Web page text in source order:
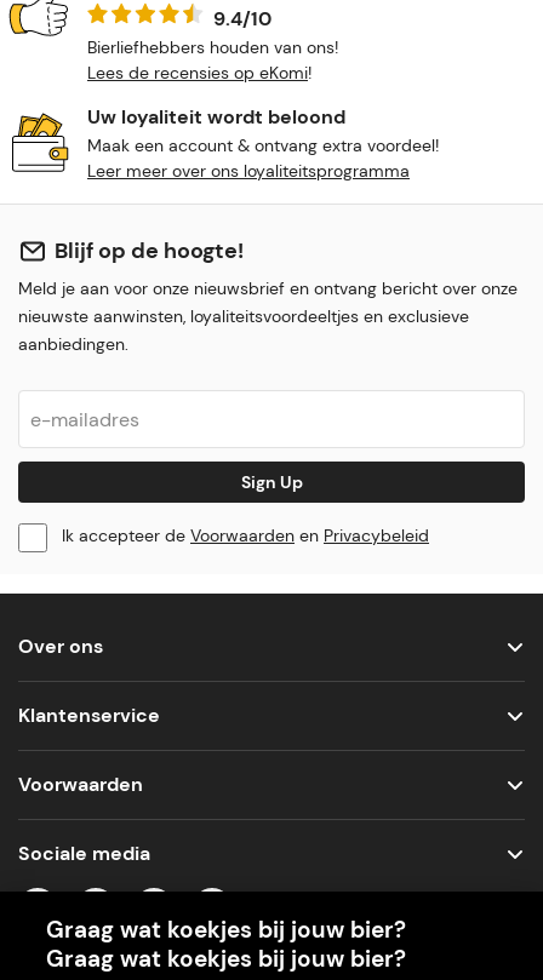
9.4/10
Bierliefhebbers houden van ons!
Lees de recensies op eKomi!
Uw loyaliteit wordt beloond
Maak een account & ontvang extra voordeel!
Leer meer over ons loyaliteitsprogramma
Blijf op de hoogte!
Meld je aan voor onze nieuwsbrief en ontvang bericht over onze
nieuwste aanwinsten, loyaliteitsvoordeeltjes en exclusieve
aanbiedingen.
Sign Up
Ik accepteer de Voorwaarden en Privacybeleid
Over ons
Klantenservice
Voorwaarden
Sociale media
Graag wat koekjes bij jouw bier?
Graag wat koekjes bij jouw bier?